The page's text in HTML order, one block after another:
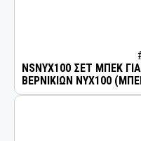
NSNYX100 ΣΕΤ ΜΠΕΚ
ΒΕΡΝΙΚΙΩΝ NYX100